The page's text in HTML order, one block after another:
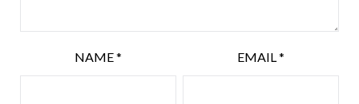
NAME* EMAIL*